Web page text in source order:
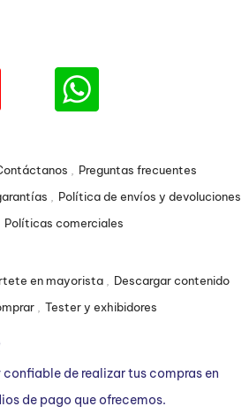
Preguntas frecuentes
Política de envíos y devoluciones
Políticas comerciales
en mayorista
Descargar contenido
Tester y exhibidores
de realizar tus compras en
de pago que ofrecemos.